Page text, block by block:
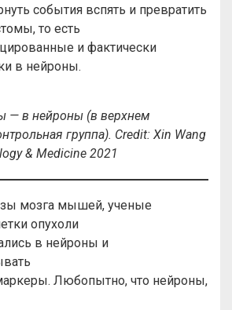
события вспять и превратить
то есть
и фактически
в нейроны.
— в нейроны (в верхнем
группа). Credit: Xin Wang
& Medicine 2021
мозга мышей, ученые
опухоли
в нейроны и
Любопытно, что нейроны,